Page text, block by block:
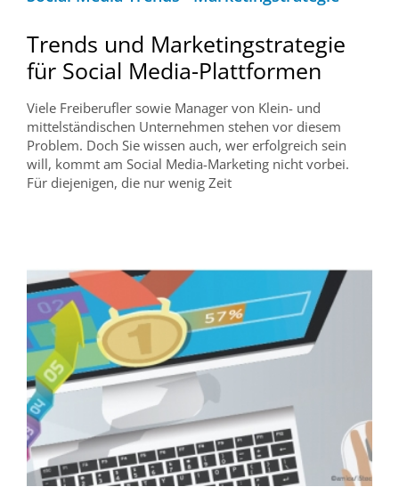
Trends und Marketingstrategie
für Social Media-Plattformen
Viele Freiberufler sowie Manager von Klein- und
mittelständischen Unternehmen stehen vor diesem
Problem. Doch Sie wissen auch, wer erfolgreich sein
will, kommt am Social Media-Marketing nicht vorbei.
Für diejenigen, die nur wenig Zeit